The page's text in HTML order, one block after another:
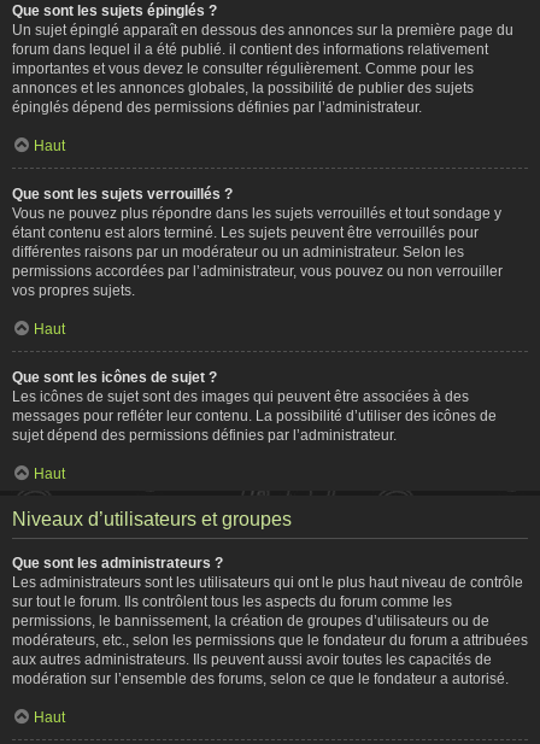
Que sont les sujets épinglés ?
Un sujet épinglé apparaît en dessous des annonces sur la première page du
forum dans lequel il a été publié. il contient des informations relativement
importantes et vous devez le consulter régulièrement. Comme pour les
annonces et les annonces globales, la possibilité de publier des sujets
épinglés dépend des permissions définies par l’administrateur.
Haut
Que sont les sujets verrouillés ?
Vous ne pouvez plus répondre dans les sujets verrouillés et tout sondage y
étant contenu est alors terminé. Les sujets peuvent être verrouillés pour
différentes raisons par un modérateur ou un administrateur. Selon les
permissions accordées par l’administrateur, vous pouvez ou non verrouiller
vos propres sujets.
Haut
Que sont les icônes de sujet ?
Les icônes de sujet sont des images qui peuvent être associées à des
messages pour refléter leur contenu. La possibilité d’utiliser des icônes de
sujet dépend des permissions définies par l’administrateur.
Haut
Niveaux d’utilisateurs et groupes
Que sont les administrateurs ?
Les administrateurs sont les utilisateurs qui ont le plus haut niveau de contrôle
sur tout le forum. Ils contrôlent tous les aspects du forum comme les
permissions, le bannissement, la création de groupes d’utilisateurs ou de
modérateurs, etc., selon les permissions que le fondateur du forum a attribuées
aux autres administrateurs. Ils peuvent aussi avoir toutes les capacités de
modération sur l’ensemble des forums, selon ce que le fondateur a autorisé.
Haut